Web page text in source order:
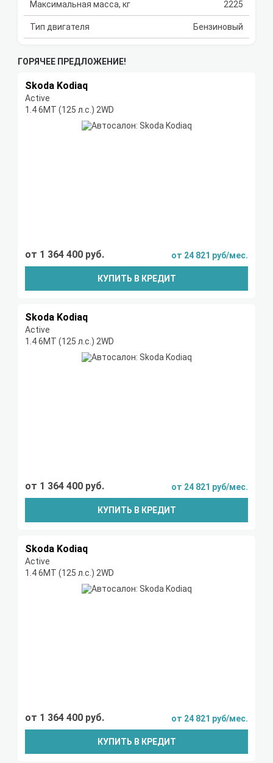
Максимальная масса, кг 2225
Тип двигателя Бензиновый
ГОРЯЧЕЕ ПРЕДЛОЖЕНИЕ!
Skoda Kodiaq
Active
1.4 6МТ (125 л.с.) 2WD
от 1 364 400 руб. от 24 821 руб/мес.
КУПИТЬ В КРЕДИТ
Skoda Kodiaq
Active
1.4 6МТ (125 л.с.) 2WD
от 1 364 400 руб. от 24 821 руб/мес.
КУПИТЬ В КРЕДИТ
Skoda Kodiaq
Active
1.4 6МТ (125 л.с.) 2WD
от 1 364 400 руб. от 24 821 руб/мес.
КУПИТЬ В КРЕДИТ